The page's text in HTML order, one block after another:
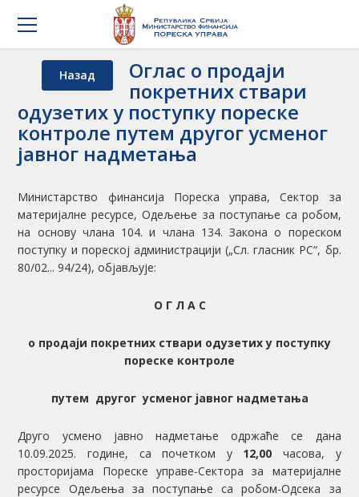
Назад Оглас o продаји
покретних ствари
одузетих у поступку пореске
контроле путем другог усменог
јавног надметања
Министарство финансија Пореска управа, Сектор за
материјалне ресурсе, Одељење за поступање са робом,
на основу члана 104. и члана 134. Закона о пореском
поступку и пореској администрацији („Сл. гласник РС“, бр.
80/02... 94/24), објављује:
О Г Л А С
o продаји покретних ствари одузетих у поступку
пореске контроле
путем другогусменог јавног надметања
Друго усмено јавно надметање одржаће се дана
10.09.2025. године, са почетком у 12,00 часова, у
просторијама Пореске управе-Сектора за материјалне
ресурсе Одељења за поступање са робом-Одсека за